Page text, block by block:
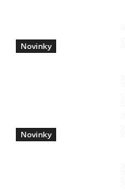
Novinky
Novinky